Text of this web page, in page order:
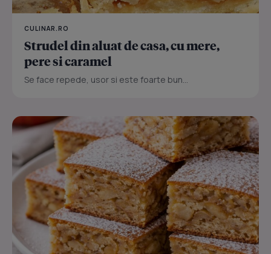
CULINAR.RO
Strudel din aluat de casa, cu mere,
pere si caramel
Se face repede, usor si este foarte bun...